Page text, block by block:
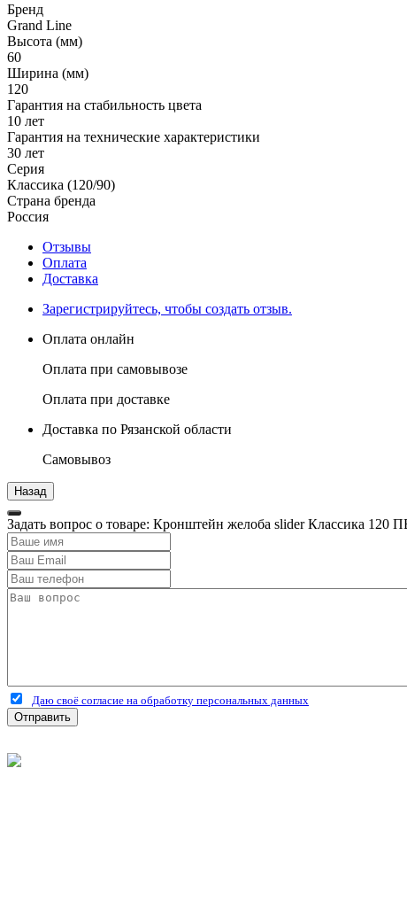
Бренд
Grand Line
Высота (мм)
60
Ширина (мм)
120
Гарантия на стабильность цвета
10 лет
Гарантия на технические характеристики
30 лет
Серия
Классика (120/90)
Страна бренда
Россия
Отзывы
Оплата
Доставка
Зарегистрируйтесь, чтобы создать отзыв.
Оплата онлайн
Оплата при самовывозе
Оплата при доставке
Доставка по Рязанской области
Самовывоз
Задать вопрос о товаре: Кронштейн желоба slider Классика 120
Даю своё согласие на обработку персональных данных
Отправить